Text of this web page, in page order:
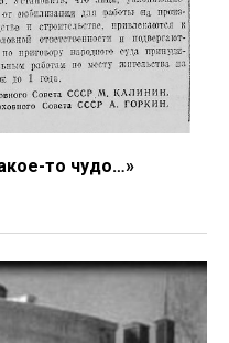
то чудо…»